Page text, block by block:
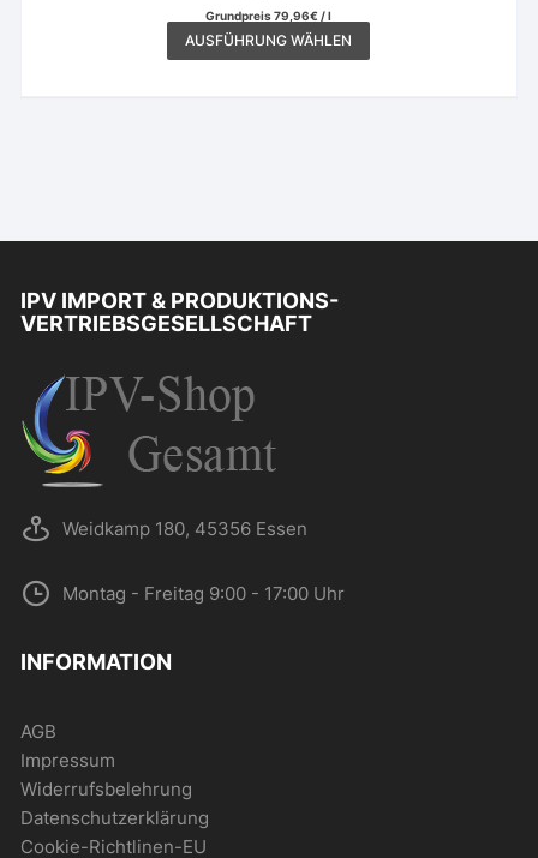
Grundpreis79,96€/l
AUSFÜHRUNG WÄHLEN
Produkt
Optionen
IPV IMPORT & PRODUKTIONS-
VERTRIEBSGESELLSCHAFT
Weidkamp 180, 45356 Essen
Montag - Freitag 9:00 - 17:00 Uhr
INFORMATION
AGB
Impressum
Widerrufsbelehrung
Datenschutzerklärung
Cookie-Richtlinen-EU